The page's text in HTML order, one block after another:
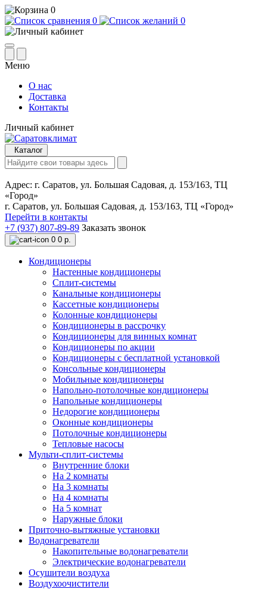
0
0
0
Меню
О нас
Доставка
Контакты
Личный кабинет
Каталог
Адрес: г. Саратов, ул. Большая Садовая, д. 153/163, ТЦ
«Город»
г. Саратов, ул. Большая Садовая, д. 153/163, ТЦ «Город»
Перейти в контакты
+7 (937) 807-89-89 Заказать звонок
0 0 р.
Кондиционеры
Настенные кондиционеры
Сплит-системы
Канальные кондиционеры
Кассетные кондиционеры
Колонные кондиционеры
Кондиционеры в рассрочку
Кондиционеры для винных комнат
Кондиционеры по акции
Кондиционеры с бесплатной установкой
Консольные кондиционеры
Мобильные кондиционеры
Напольно-потолочные кондиционеры
Напольные кондиционеры
Недорогие кондиционеры
Оконные кондиционеры
Потолочные кондиционеры
Тепловые насосы
Мульти-сплит-системы
Внутренние блоки
На 2 комнаты
На 3 комнаты
На 4 комнаты
На 5 комнат
Наружные блоки
Приточно-вытяжные установки
Водонагреватели
Накопительные водонагреватели
Электрические водонагреватели
Осушители воздуха
Воздухоочистители